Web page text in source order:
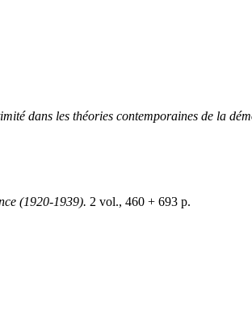
dans les théories contemporaines de la
(1920-1939). 2 vol., 460 + 693 p.